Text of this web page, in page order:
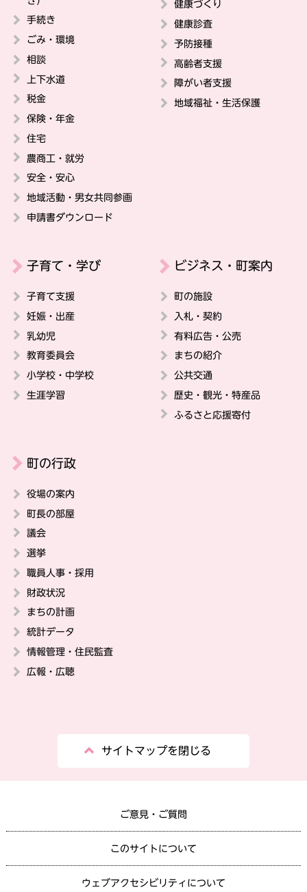
手続き
ごみ・環境
相談
上下水道
税金
保険・年金
住宅
農商工・就労
安全・安心
地域活動・男女共同参画
申請書ダウンロード
健康づくり
健康診査
予防接種
高齢者支援
障がい者支援
地域福祉・生活保護
子育て・学び
子育て支援
妊娠・出産
乳幼児
教育委員会
小学校・中学校
生涯学習
ビジネス・町案内
町の施設
入札・契約
有料広告・公売
まちの紹介
公共交通
歴史・観光・特産品
ふるさと応援寄付
町の行政
役場の案内
町長の部屋
議会
選挙
職員人事・採用
財政状況
まちの計画
統計データ
情報管理・住民監査
広報・広聴
サイトマップを閉じる
ご意見・ご質問
このサイトについて
ウェブアクセシビリティについて